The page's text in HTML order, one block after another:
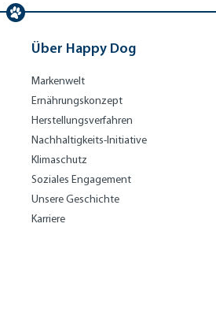
Über Happy Dog
Markenwelt
Ernährungskonzept
Herstellungsverfahren
Nachhaltigkeits-Initiative
Klimaschutz
Soziales Engagement
Unsere Geschichte
Karriere